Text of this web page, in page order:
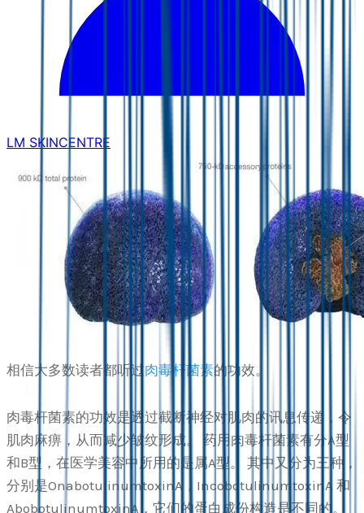
LM SKINCENTRE
相信大多数读者都听过肉毒杆菌素的功效。
肉毒杆菌素的功效是透过截断神经对肌肉的讯息传递，令
肌肉麻痹，从而减少皱纹形成。 药用肉毒杆菌素有分A型
和B型，在医学美容中所用的是属A型。 其中又分为三种，
分别是OnabotulinumtoxinA，IncobotulinumtoxinA 和
AbobotulinumtoxinA，它们的蛋白成份构造是不同的。